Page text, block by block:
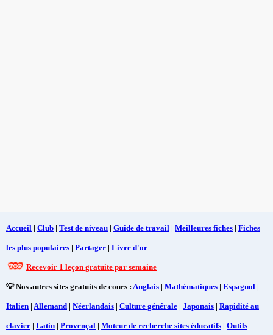
Accueil | Club | Test de niveau | Guide de travail | Meilleures fiches | Fiches
les plus populaires | Partager | Livre d'or
Recevoir 1 leçon gratuite par semaine
💡 Nos autres sites gratuits de cours : Anglais | Mathématiques | Espagnol |
Italien | Allemand | Néerlandais | Culture générale | Japonais | Rapidité au
clavier | Latin | Provençal | Moteur de recherche sites éducatifs | Outils